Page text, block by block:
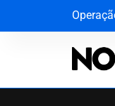
PF faz
Do
PF